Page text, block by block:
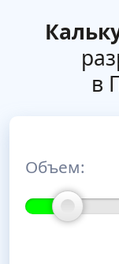
в
Объем: